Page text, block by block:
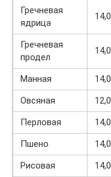
Гречневая
ядрица
14,0
Гречневая
продел
14,0
Манная 14,0
Овсяная
12,0
Перловая
14,0
Пшено
14,0
Рисовая
14,0